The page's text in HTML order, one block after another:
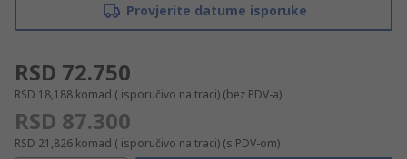
Provjerite datume isporuke
RSD 72.750
RSD 18,188 komad ( isporučivo na traci) (bez PDV-a)
RSD 87.300
RSD 21,826 komad ( isporučivo na traci) (s PDV-om)